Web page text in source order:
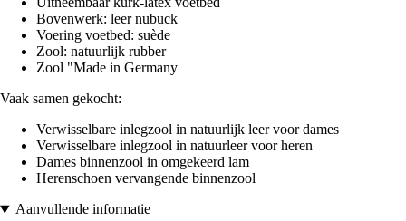
Bovenwerk: leer nubuck
Voering voetbed: suède
Zool: natuurlijk rubber
Zool "Made in Germany
Vaak samen gekocht:
Verwisselbare inlegzool in natuurlijk leer voor dames
Verwisselbare inlegzool in natuurleer voor heren
Dames binnenzool in omgekeerd lam
Herenschoen vervangende binnenzool
Aanvullende informatie